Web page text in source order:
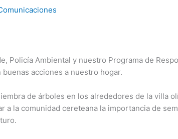
Policía Ambiental y nuestro Programa de
acciones a nuestro hogar.
de árboles en los alrededores de la villa
a la comunidad cereteana la importancia de